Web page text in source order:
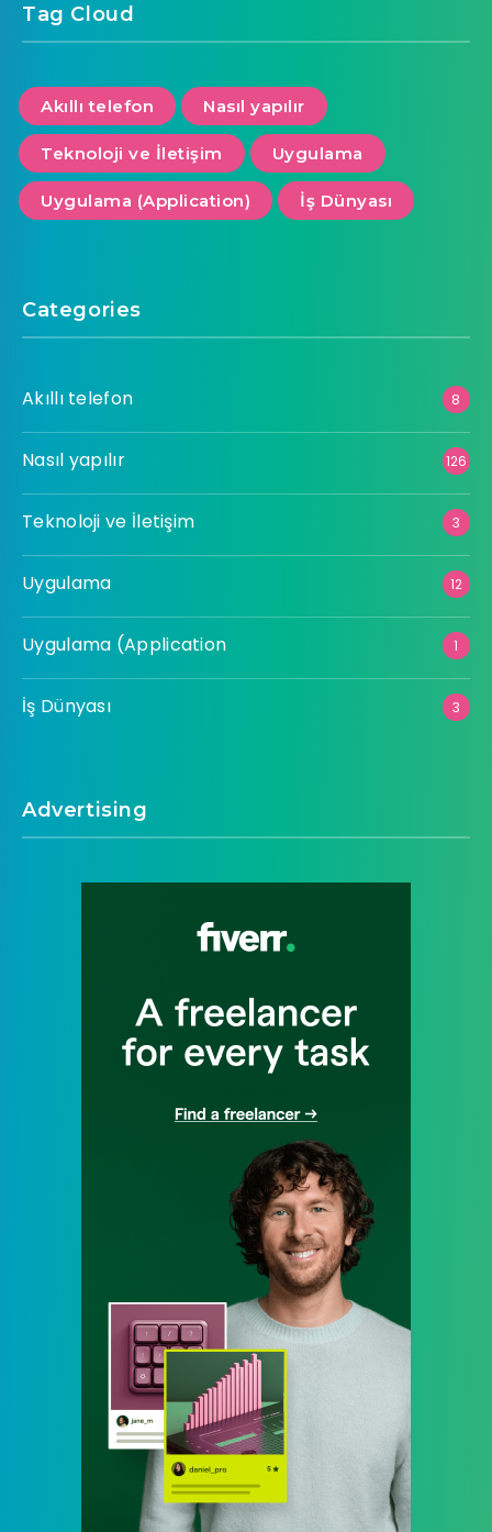
Tag Cloud
Akıllı telefon Nasıl yapılır
Teknoloji ve İletişim Uygulama
Uygulama (Application) İş Dünyası
Categories
Akıllı telefon 8
Nasıl yapılır 126
Teknoloji ve İletişim 3
Uygulama 12
Uygulama (Application 1
İş Dünyası 3
Advertising